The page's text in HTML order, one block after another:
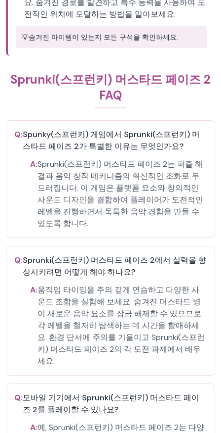
요. 숨겨진 경로를 발견하고 특수 능력을 사용하여 도
전적인 위치에 도달하는 방법을 알아보세요.
💡숨겨진 아이템이 있는지 모든 구석을 확인하세요.
Sprunki(스프런키) 머스타드 페이즈 2
FAQ
Q:Spunky(스프런키) 게임에서 Sprunki(스프런키) 머
스타드 페이즈 2가 특별한 이유는 무엇인가요?
A:Sprunki(스프런키) 머스타드 페이즈 2는 퍼즐 해
결과 음악 창작 메커니즘의 혁신적인 조화로 두
드러집니다. 이 게임은 플랫폼 요소와 창의적인
사운드 디자인을 결합하여 플레이어가 도전적인
레벨을 진행하면서 독특한 음악 경험을 만들 수
있도록 합니다.
Q:Sprunki(스프런키) 머스타드 페이즈 2에서 실력을 향
상시키려면 어떻게 해야 하나요?
A:움직임 타이밍을 주의 깊게 연습하고 다양한 사
운드 조합을 실험해 보세요. 숨겨진 머스타드 병
이 새로운 음악 요소를 잠금 해제할 수 있으므로
각 레벨을 철저히 탐색하는 데 시간을 할애하세
요. 환경 단서에 주의를 기울이고 Sprunki(스프런
키) 머스타드 페이즈 2의 각 도전 과제에서 배우
세요.
Q:모바일 기기에서 Sprunki(스프런키) 머스타드 페이
즈 2를 플레이할 수 있나요?
A:예, Sprunki(스프런키) 머스타드 페이즈 2는 다양